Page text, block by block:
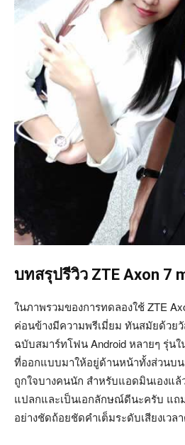
บทสรุปรีวิว ZTE Axon 7
ในภาพรวมของการทดลองใช้ ZTE
ค่อนข้างมีความพรีเมี่ยม ทันสมัยด้วย
ฉบับสมาร์ทโฟน Android หลายๆ รุ่น
ที่ออกแบบมาให้อยู่ด้านหน้าทั้งส่วนบ
ถูกใจบางคนนัก สำหรับแอดมินเองแล้
แปลกและเป็นเอกลักษณ์ดีนะครับ แถ
อย่างชัดถ้อยชัดคำเต็มระดับเสียงเวล